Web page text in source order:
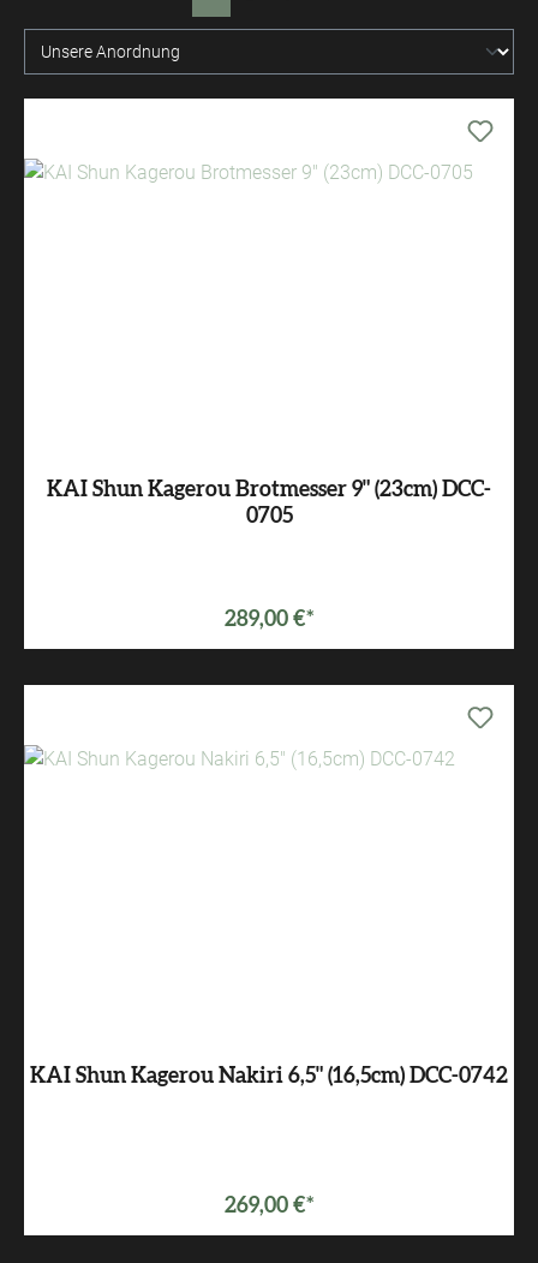
KAI Shun Kagerou Brotmesser 9" (23cm) DCC-
0705
289,00 €*
KAI Shun Kagerou Nakiri 6,5" (16,5cm) DCC-0742
269,00 €*